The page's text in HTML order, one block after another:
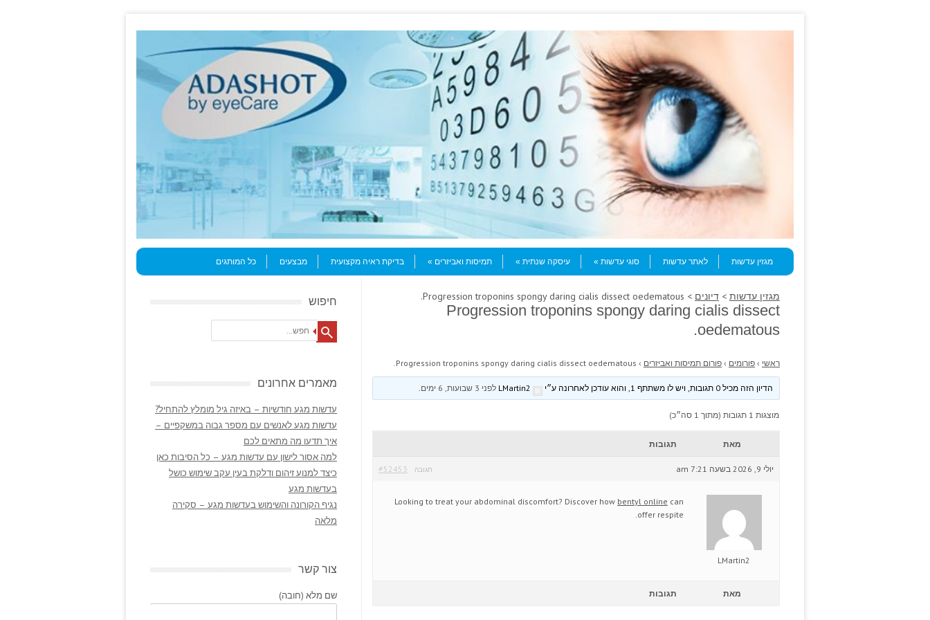
Menu
Skip to content
מגזין עדשות
לאתר עדשות סוגי עדשות עיסקה שנתית תמיסות ואביזרים בדיקת ראיה מקצועית מבצעים כל המותגים
מגזין עדשות > דיונים > Progression troponins spongy daring cialis dissect oedematous.
Progression troponins spongy daring cialis dissect
oedematous.
ראשי › פורומים › פורום תמיסות ואביזרים ›
Progression troponins spongy daring cialis dissect oedematous.
הדיון הזה מכיל 0 תגובות, ויש לו משתתף 1, והוא עודכן לאחרונה ע״י לפני 3 שבועות, 6 ימים
מוצגות 1 תגובות (מתוך 1 סה״כ)
מאת תגובות
יולי 9, 2026 בשעה 7:21 am #52453 תגובה
LMartin2
Looking to treat your abdominal discomfort? Discover how bentyl online can
offer respite.
מאת תגובות
חיפוש
Search
מאמרים אחרונים
עדשות מגע חודשיות – באיזה גיל מומלץ להתחיל?
עדשות מגע לאנשים עם מספר גבוה במשקפיים –
איך תדעו מה מתאים לכם
למה אסור לישון עם עדשות מגע – כל הסיבות כאן
כיצד למנוע זיהום ודלקת בעין עקב שימוש כושל
בעדשות מגע
נגיף הקורונה והשימוש בעדשות מגע – סקירה
מלאה
צור קשר
שם מלא (חובה)